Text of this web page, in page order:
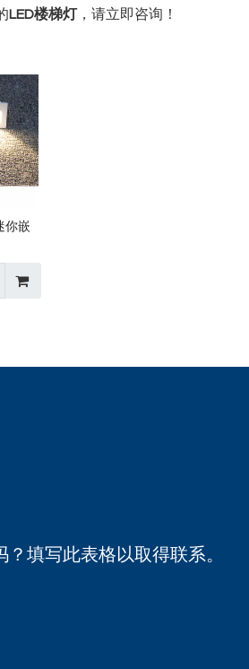
LED楼梯灯，请立即咨询！
你嵌
填写此表格以取得联系。